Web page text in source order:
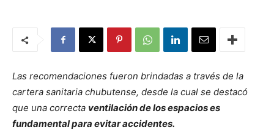
Las recomendaciones fueron brindadas a través de la
cartera sanitaria chubutense, desde la cual se destacó
que una correcta ventilación de los espacios es
fundamental para evitar accidentes.